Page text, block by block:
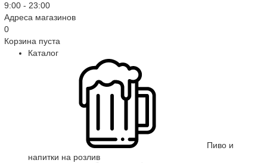
9:00 - 23:00
Адреса магазинов
0
Корзина пуста
Каталог
Пиво и
напитки на розлив